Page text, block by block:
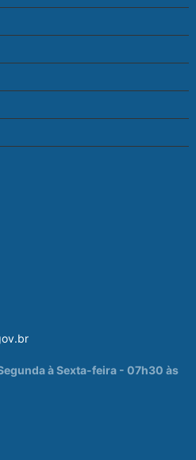
à Sexta-feira - 07h30 às